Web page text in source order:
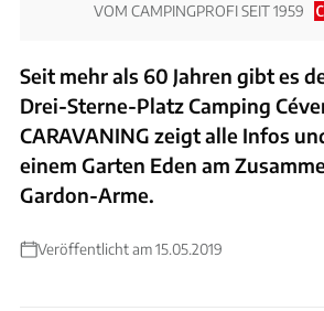
VOM CAMPINGPROFI SEIT 1959
Seit mehr als 60 Jahren gibt es
Drei-Sterne-Platz Camping
CARAVANING zeigt alle Infos
einem Garten Eden am
Gardon-Arme.
Veröffentlicht am 15.05.2019
Foto: